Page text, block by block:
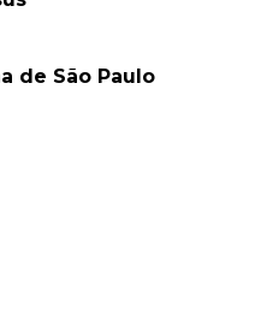
de São Paulo